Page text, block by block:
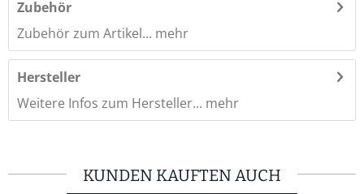
Zubehör
Zubehör zum Artikel... mehr
Hersteller
Weitere Infos zum Hersteller... mehr
KUNDEN KAUFTEN AUCH